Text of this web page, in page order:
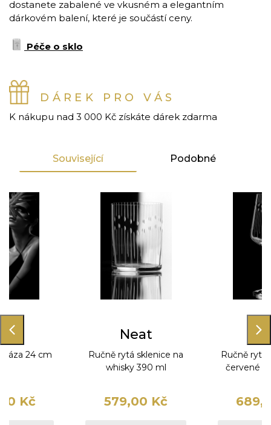
dostanete zabalené ve vkusném a elegantním
dárkovém balení, které je součástí ceny.
Péče o sklo
DÁREK PRO VÁS
K nákupu nad 3 000 Kč získáte dárek zdarma
Související Podobné
váza 24 cm
Kč
Neat
Ručně rytá sklenice na
whisky 390 ml
579,00 Kč
Ručně rytá
červené